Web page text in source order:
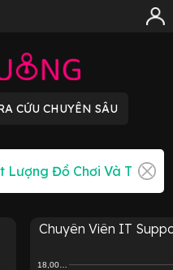
Chuyên Viên IT
18,00…